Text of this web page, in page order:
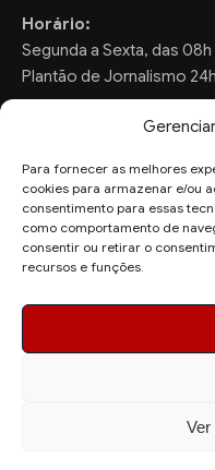
Para fornecer as melhores
cookies para armazenar e/ou
consentimento para essas
como comportamento de
consentir ou retirar o
recursos e funções.
Ver
Horário:
Segunda a Sexta, das 08h
Plantão de Jornalismo
FALE CONOSCO
Sugestões de Pauta:
© 2026 AquiAgora - Todos